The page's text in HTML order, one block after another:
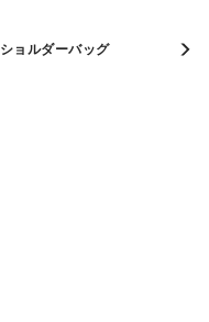
ショルダーバッグ